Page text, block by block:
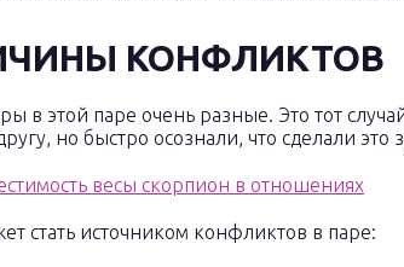
КОНФЛИКТОВ
в этой паре очень разные. Это тот
но быстро осознали, что сделали это
стать источником конфликтов в паре: